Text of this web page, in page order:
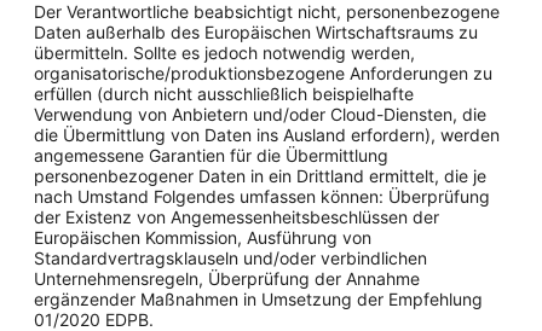
Der Verantwortliche beabsichtigt nicht, personenbezogene
Daten außerhalb des Europäischen Wirtschaftsraums zu
übermitteln. Sollte es jedoch notwendig werden,
organisatorische/produktionsbezogene Anforderungen zu
erfüllen (durch nicht ausschließlich beispielhafte
Verwendung von Anbietern und/oder Cloud-Diensten, die
die Übermittlung von Daten ins Ausland erfordern), werden
angemessene Garantien für die Übermittlung
personenbezogener Daten in ein Drittland ermittelt, die je
nach Umstand Folgendes umfassen können: Überprüfung
der Existenz von Angemessenheitsbeschlüssen der
Europäischen Kommission, Ausführung von
Standardvertragsklauseln und/oder verbindlichen
Unternehmensregeln, Überprüfung der Annahme
ergänzender Maßnahmen in Umsetzung der Empfehlung
01/2020 EDPB.